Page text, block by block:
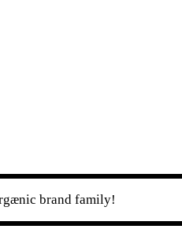
brand family!